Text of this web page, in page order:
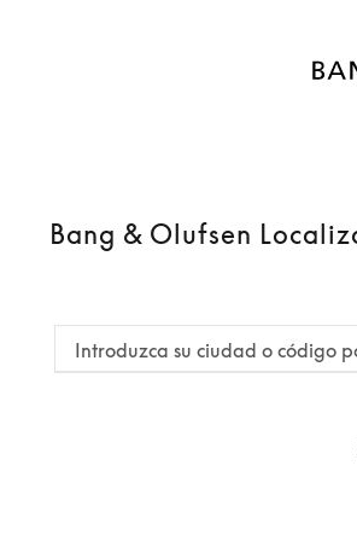
Bang & Olufsen
Introduzca su ciudad o código